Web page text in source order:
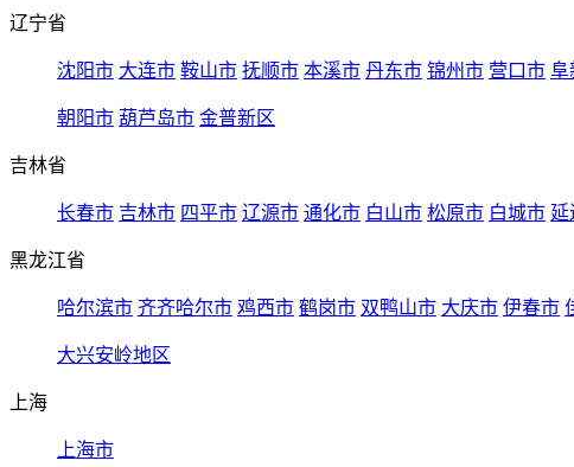
辽宁省
沈阳市 大连市 鞍山市 抚顺市 本溪市 丹东市 锦州市 营口市 阜
朝阳市 葫芦岛市 金普新区
吉林省
长春市 吉林市 四平市 辽源市 通化市 白山市 松原市 白城市 延
黑龙江省
哈尔滨市 齐齐哈尔市 鸡西市 鹤岗市 双鸭山市 大庆市 伊春市
大兴安岭地区
上海
上海市